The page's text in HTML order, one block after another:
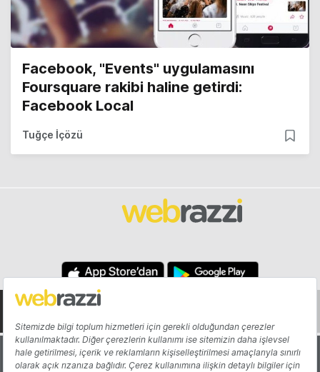
Facebook, "Events" uygulamasını
Foursquare rakibi haline getirdi:
Facebook Local
Tuğçe İçözü
Hakkında Yazarlar